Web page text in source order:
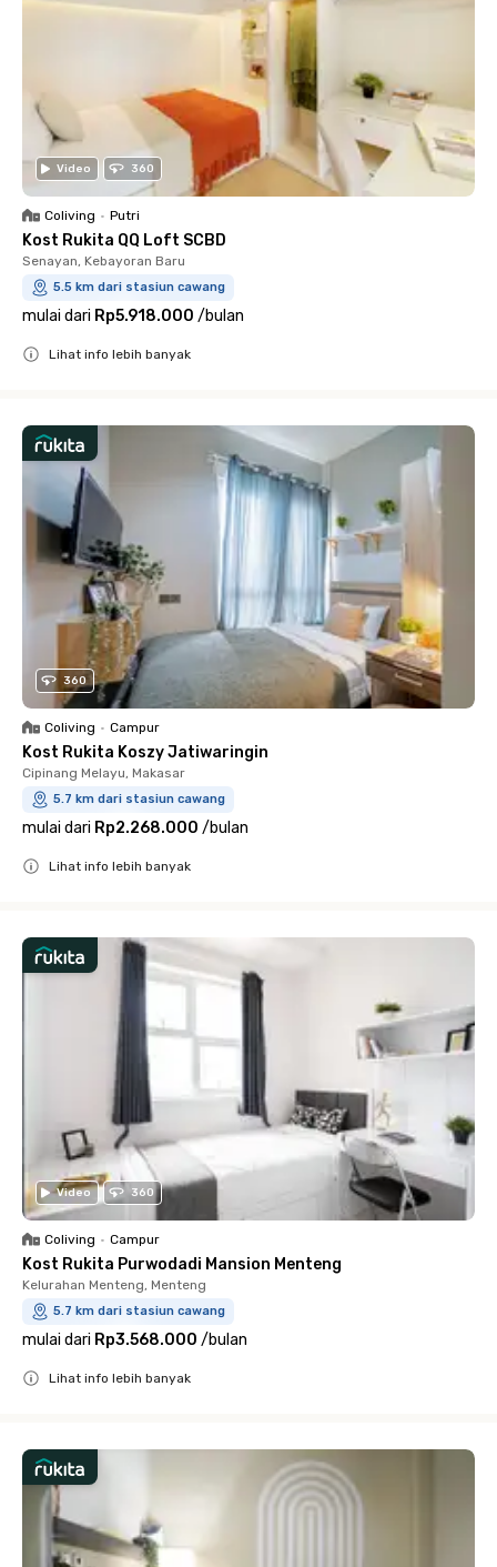
Video 360
Coliving • Putri
Kost Rukita QQ Loft SCBD
Senayan, Kebayoran Baru
5.5 km dari stasiun cawang
mulai dari Rp5.918.000 /bulan
Lihat info lebih banyak
360
Coliving • Campur
Kost Rukita Koszy Jatiwaringin
Cipinang Melayu, Makasar
5.7 km dari stasiun cawang
mulai dari Rp2.268.000 /bulan
Lihat info lebih banyak
Video 360
Coliving • Campur
Kost Rukita Purwodadi Mansion Menteng
Kelurahan Menteng, Menteng
5.7 km dari stasiun cawang
mulai dari Rp3.568.000 /bulan
Lihat info lebih banyak